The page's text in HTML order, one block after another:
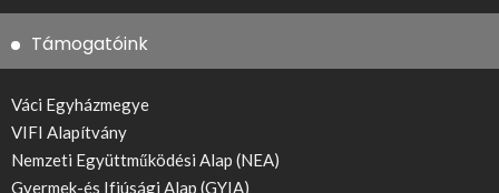
Támogatóink
Váci Egyházmegye
VIFI Alapítvány
Nemzeti Együttműködési Alap (NEA)
Gyermek-és Ifjúsági Alap (GYIA)